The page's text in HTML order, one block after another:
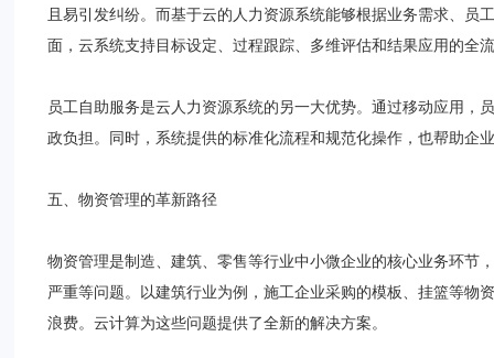
且易引发纠纷。而基于云的人力资源系统能够根据业务需求、
面，云系统支持目标设定、过程跟踪、多维评估和结果应用的全
员工自助服务是云人力资源系统的另一大优势。通过移动应用，
政负担。同时，系统提供的标准化流程和规范化操作，也帮助企
五、物资管理的革新路径
物资管理是制造、建筑、零售等行业中小微企业的核心业务环节
严重等问题。以建筑行业为例，施工企业采购的模板、挂篮等物
浪费。云计算为这些问题提供了全新的解决方案。